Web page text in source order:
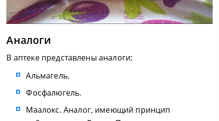
Аналоги
В аптеке представлены аналоги:
Альмагель.
Фосфалюгель.
Маалокс. Аналог, имеющий принцип